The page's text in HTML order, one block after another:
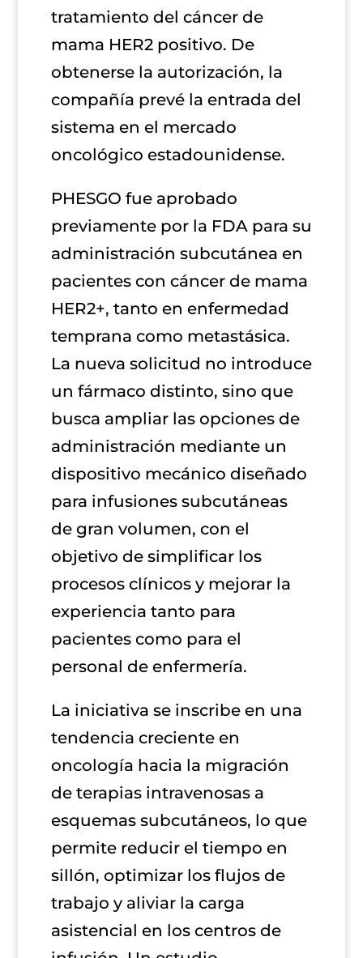
tratamiento del cáncer de
mama HER2 positivo. De
obtenerse la autorización, la
compañía prevé la entrada del
sistema en el mercado
oncológico estadounidense.
PHESGO fue aprobado
previamente por la FDA para su
administración subcutánea en
pacientes con cáncer de mama
HER2+, tanto en enfermedad
temprana como metastásica.
La nueva solicitud no introduce
un fármaco distinto, sino que
busca ampliar las opciones de
administración mediante un
dispositivo mecánico diseñado
para infusiones subcutáneas
de gran volumen, con el
objetivo de simplificar los
procesos clínicos y mejorar la
experiencia tanto para
pacientes como para el
personal de enfermería.
La iniciativa se inscribe en una
tendencia creciente en
oncología hacia la migración
de terapias intravenosas a
esquemas subcutáneos, lo que
permite reducir el tiempo en
sillón, optimizar los flujos de
trabajo y aliviar la carga
asistencial en los centros de